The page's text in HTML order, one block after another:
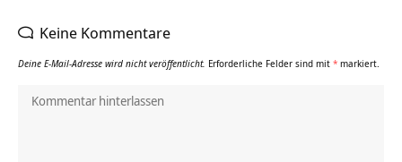
Keine Kommentare
Deine E-Mail-Adresse wird nicht veröffentlicht. Erforderliche Felder sind mit * markiert.